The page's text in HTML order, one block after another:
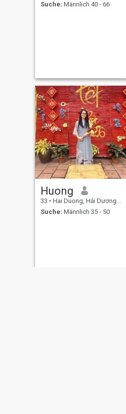
Suche: Männlich 40 - 66
Huong
33 • Hai Duong, Hải Dương, Vietnam
Suche: Männlich 35 - 50